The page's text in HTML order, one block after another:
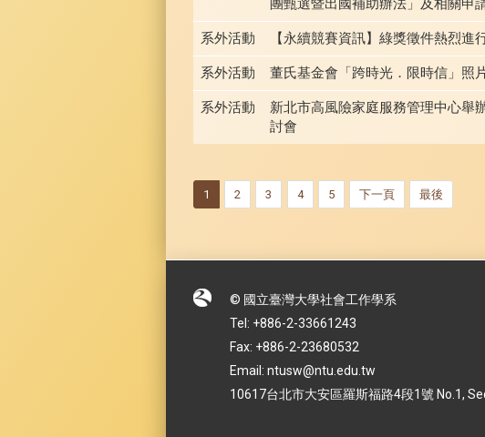
團甄選暨出國補助辦法」及相關申
系外活動 【永續競賽資訊】綠獎徵件熱烈
系外活動 董氏基金會「跨時光．限時信」照
系外活動
新北市高風險家庭服務管理中心舉
討會
1 2 3 4 5 下一頁 最後
© 國立臺灣大學社會工作學系
Tel: +886-2-33661243
Fax: +886-2-23680532
Email: ntusw@ntu.edu.tw
10617台北市大安區羅斯福路4段1號 No.1,